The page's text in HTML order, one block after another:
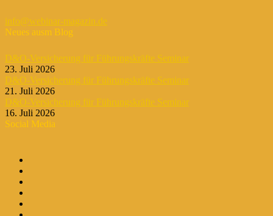
info@webinar-magazin.de
Neues ausm Blog
D&O-Versicherung für Führungskräfte Seminar
23. Juli 2026
D&O-Versicherung für Führungskräfte Seminar
21. Juli 2026
D&O-Versicherung für Führungskräfte Seminar
16. Juli 2026
Social Media